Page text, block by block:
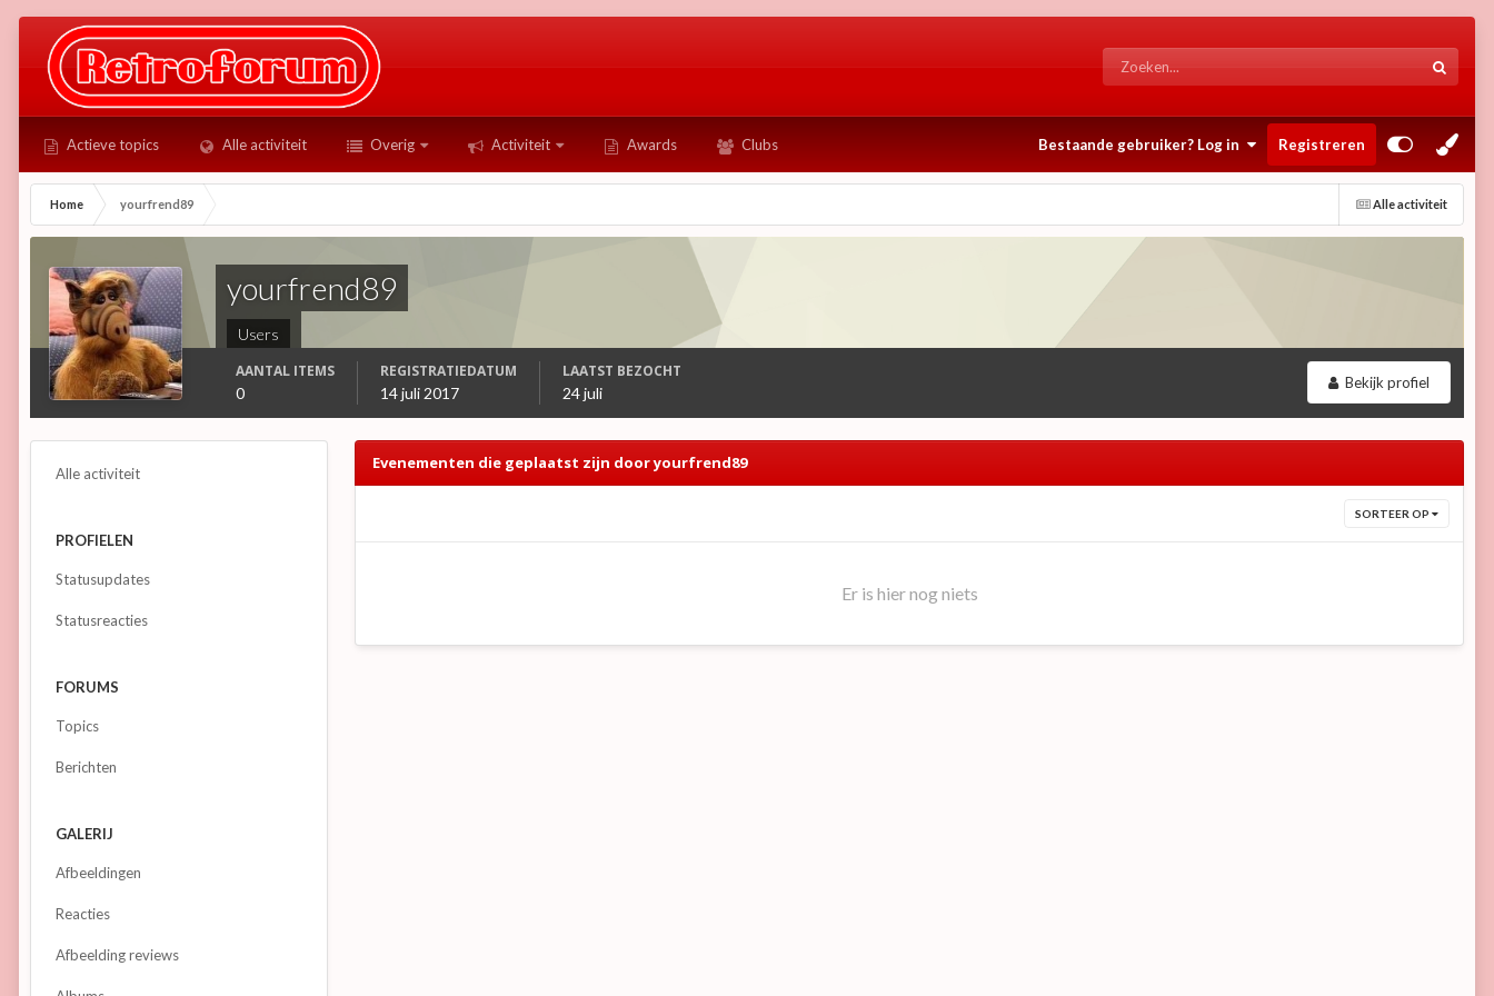
Actieve topics Alle activiteit Overig Activiteit Awards Clubs Bestaande gebruiker? Log in Registreren
Alle activiteit
Home yourfrend89
yourfrend89
Users
Bekijk profiel
AANTAL ITEMS
0
REGISTRATIEDATUM
14 juli 2017
LAATST BEZOCHT
24 juli
Alle activiteit
PROFIELEN
Statusupdates
Statusreacties
FORUMS
Topics
Berichten
GALERIJ
Afbeeldingen
Reacties
Afbeelding reviews
Evenementen die geplaatst zijn door yourfrend89
SORTEER OP
Er is hier nog niets